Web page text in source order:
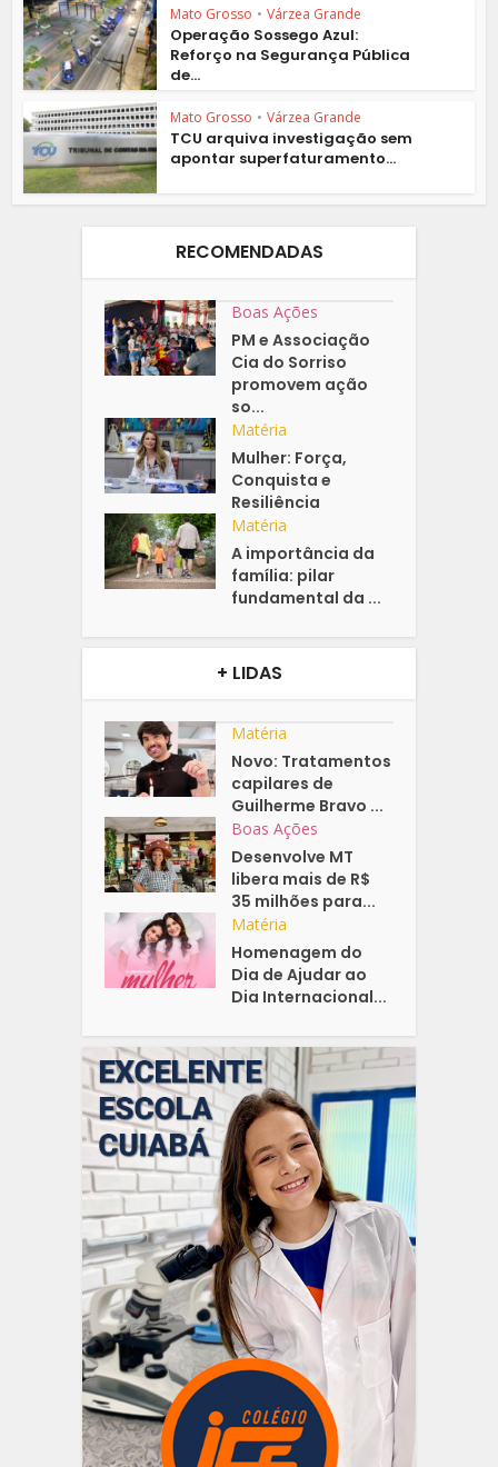
Mato Grosso • Várzea Grande
Operação Sossego Azul:
Reforço na Segurança Pública
de...
Mato Grosso • Várzea Grande
TCU arquiva investigação sem
apontar superfaturamento...
RECOMENDADAS
Boas Ações
PM e Associação
Cia do Sorriso
promovem ação
so...
Matéria
Mulher: Força,
Conquista e
Resiliência
Matéria
A importância da
família: pilar
fundamental da ...
+ LIDAS
Matéria
Novo: Tratamentos
capilares de
Guilherme Bravo ...
Boas Ações
Desenvolve MT
libera mais de R$
35 milhões para...
Matéria
Homenagem do
Dia de Ajudar ao
Dia Internacional...